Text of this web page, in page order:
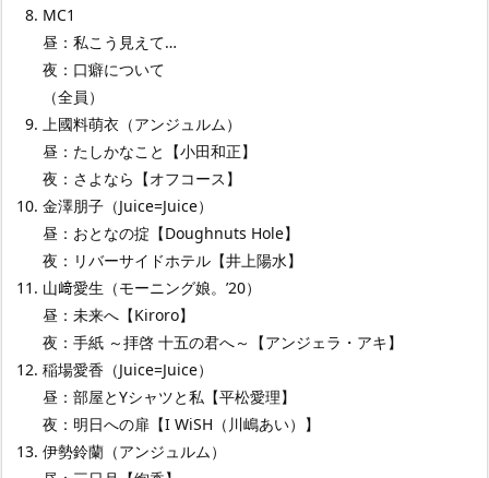
MC1
昼：私こう見えて…
夜：口癖について
（全員）
上國料萌衣（アンジュルム）
昼：たしかなこと【小田和正】
夜：さよなら【オフコース】
金澤朋子（Juice=Juice）
昼：おとなの掟【Doughnuts Hole】
夜：リバーサイドホテル【井上陽水】
山﨑愛生（モーニング娘。’20）
昼：未来へ【Kiroro】
夜：手紙 ～拝啓 十五の君へ～【アンジェラ・アキ】
稲場愛香（Juice=Juice）
昼：部屋とYシャツと私【平松愛理】
夜：明日への扉【I WiSH（川嶋あい）】
伊勢鈴蘭（アンジュルム）